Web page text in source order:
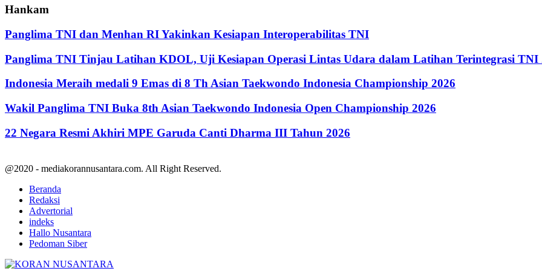
Hankam
Panglima TNI dan Menhan RI Yakinkan Kesiapan Interoperabilitas TNI
Panglima TNI Tinjau Latihan KDOL, Uji Kesiapan Operasi Lintas Udara dalam Latihan Terintegrasi TNI
Indonesia Meraih medali 9 Emas di 8 Th Asian Taekwondo Indonesia Championship 2026
Wakil Panglima TNI Buka 8th Asian Taekwondo Indonesia Open Championship 2026
22 Negara Resmi Akhiri MPE Garuda Canti Dharma III Tahun 2026
@2020 - mediakorannusantara.com. All Right Reserved.
Beranda
Redaksi
Advertorial
indeks
Hallo Nusantara
Pedoman Siber